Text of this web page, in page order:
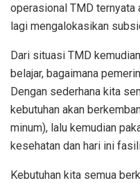
operasional TMD
lagi mengalokasikan
Dari situasi TMD
belajar, bagaimana
Dengan sederhana kita
kebutuhan akan
minum), lalu kemudian
kesehatan dan hari ini
Kebutuhan kita semua